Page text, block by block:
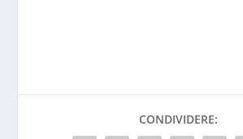
CONDIVIDERE: